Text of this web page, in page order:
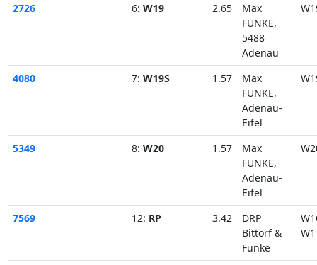
2726 6: W19 2.65
Max
FUNKE,
5488
Adenau
4080 7: W19S 1.57
Max
FUNKE,
Adenau-
Eifel
5349 8: W20 1.57
Max
FUNKE,
Adenau-
Eifel
7569 12: RP 3.42
DRP
Bittorf &
Funke